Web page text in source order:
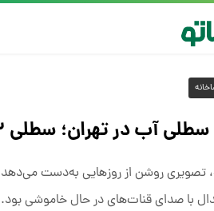
آب در تهران؛ سطلی ۲ ریال + عکس
تصویری روشن از روزهایی به‌دست
با صدای قنات‌های در حال خاموشی بود.